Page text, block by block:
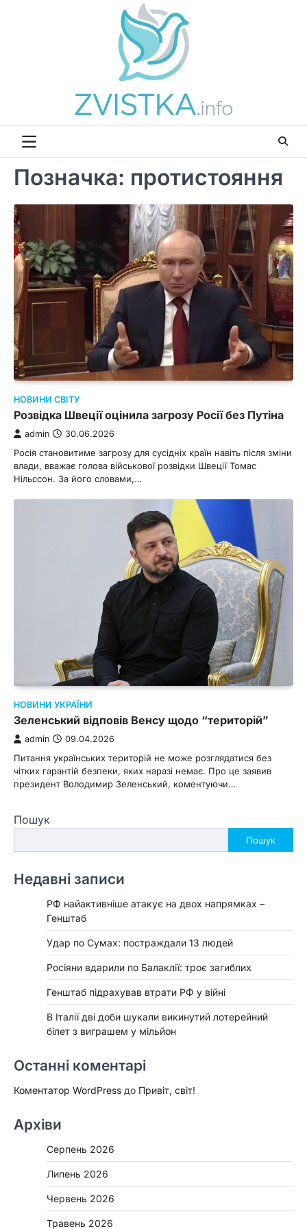
Позначка: протистояння
НОВИНИ СВІТУ
Розвідка Швеції оцінила загрозу Росії без Путіна
admin 30.06.2026
Росія становитиме загрозу для сусідніх країн навіть після зміни
влади, вважає голова військової розвідки Швеції Томас
Нільссон. За його словами,…
НОВИНИ УКРАЇНИ
Зеленський відповів Венсу щодо “територій”
admin 09.04.2026
Питання українських територій не може розглядатися без
чітких гарантій безпеки, яких наразі немає. Про це заявив
президент Володимир Зеленський, коментуючи…
Пошук
Пошук
Недавні записи
РФ найактивніше атакує на двох напрямках –
Генштаб
Удар по Сумах: постраждали 13 людей
Росіяни вдарили по Балаклії: троє загиблих
Генштаб підрахував втрати РФ у війні
В Італії дві доби шукали викинутий лотерейний
білет з виграшем у мільйон
Останні коментарі
Коментатор WordPress до Привіт, світ!
Архіви
Серпень 2026
Липень 2026
Червень 2026
Травень 2026